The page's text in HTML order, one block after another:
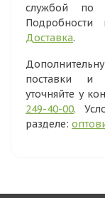
службой по
Доставка.
поставки и
уточняйте у
249-40-00.
разделе: